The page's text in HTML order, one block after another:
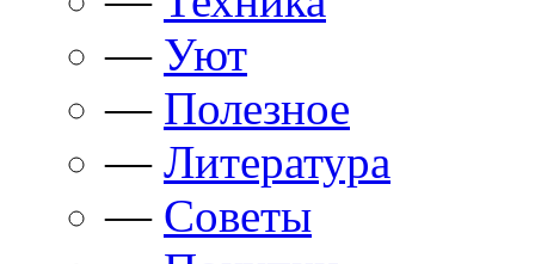
— Уют
— Полезное
— Литература
— Советы